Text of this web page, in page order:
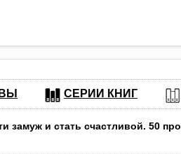
СЕРИИ КНИГ
замуж и стать счастливой. 50